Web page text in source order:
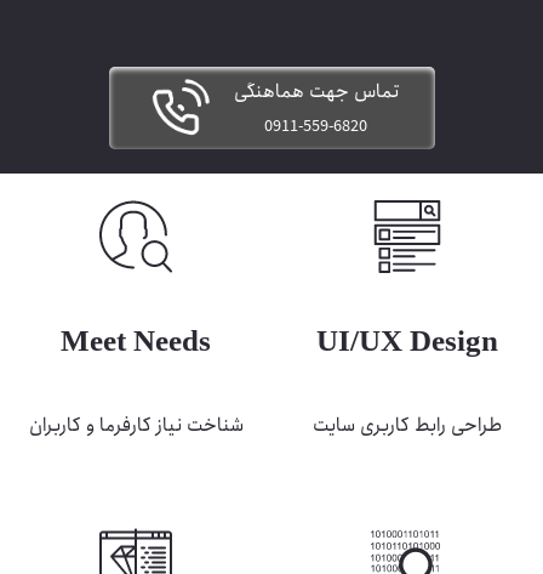
تماس جهت هماهنگی
0911-559-6820
UI/UX Design
طراحی رابط کاربری سایت
Meet Needs
شناخت نیاز کارفرما و کاربران